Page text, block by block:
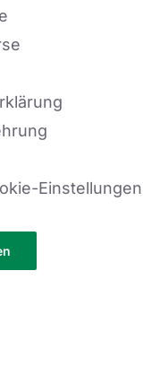
Einstellungen